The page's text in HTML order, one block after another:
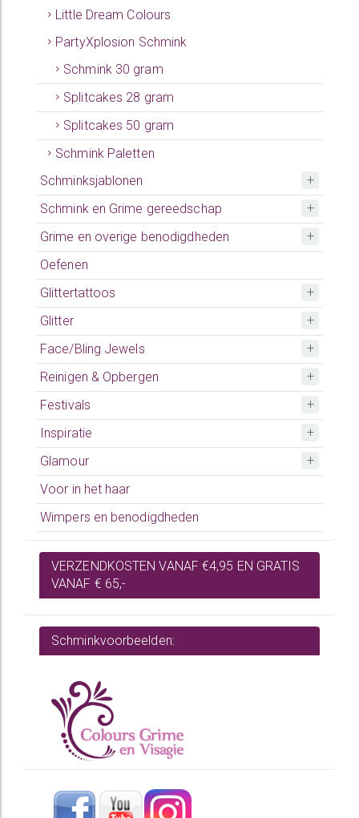
Little Dream Colours
PartyXplosion Schmink
Schmink 30 gram
Splitcakes 28 gram
Splitcakes 50 gram
Schmink Paletten
Schminksjablonen
Schmink en Grime gereedschap
Grime en overige benodigdheden
Oefenen
Glittertattoos
Glitter
Face/Bling Jewels
Reinigen & Opbergen
Festivals
Inspiratie
Glamour
Voor in het haar
Wimpers en benodigdheden
VERZENDKOSTEN VANAF €4,95 EN GRATIS
VANAF € 65,-
Schminkvoorbeelden: